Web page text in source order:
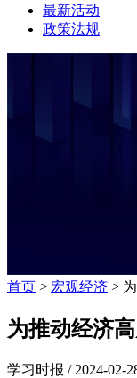
最新活动
政策法规
首页 > 宏观经济 >
为推动经济
学习时报 / 2024-02-